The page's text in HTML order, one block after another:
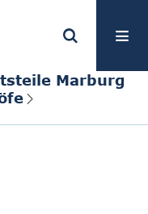
Marburg